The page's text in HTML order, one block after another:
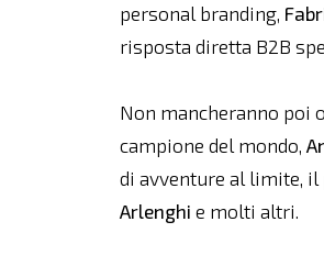
personal branding,
risposta diretta B2B
Non mancheranno poi
campione del mondo,
di avventure al limite, il
Arlenghi e molti altri.